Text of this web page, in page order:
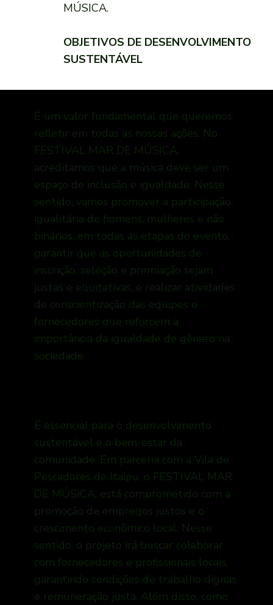
MÚSICA.
OBJETIVOS DE DESENVOLVIMENTO
SUSTENTÁVEL
É um valor fundamental que queremos
refletir em todas as nossas ações. No
FESTIVAL MAR DE MÚSICA,
acreditamos que a música deve ser um
espaço de inclusão e igualdade. Nesse
sentido, vamos promover a participação
igualitária de homens, mulheres e não
binários, em todas as etapas do evento,
garantir que as oportunidades de
inscrição, seleção e premiação sejam
justas e equitativas, e realizar atividades
de conscientização das equipes e
fornecedores que reforcem a
importância da igualdade de gênero na
sociedade.
É essencial para o desenvolvimento
sustentável e o bem-estar da
comunidade. Em parceria com a Vila de
Pescadores de Itaipu, o FESTIVAL MAR
DE MÚSICA, está comprometido com a
promoção de empregos justos e o
crescimento econômico local. Nesse
sentido, o projeto irá buscar colaborar
com fornecedores e profissionais locais,
garantindo condições de trabalho dignas
e remuneração justa. Além disso, como